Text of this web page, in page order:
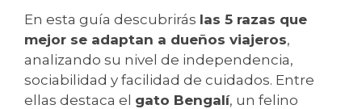
En esta guía descubrirás las 5 razas que
mejor se adaptan a dueños viajeros,
analizando su nivel de independencia,
sociabilidad y facilidad de cuidados. Entre
ellas destaca el gato Bengalí, un felino